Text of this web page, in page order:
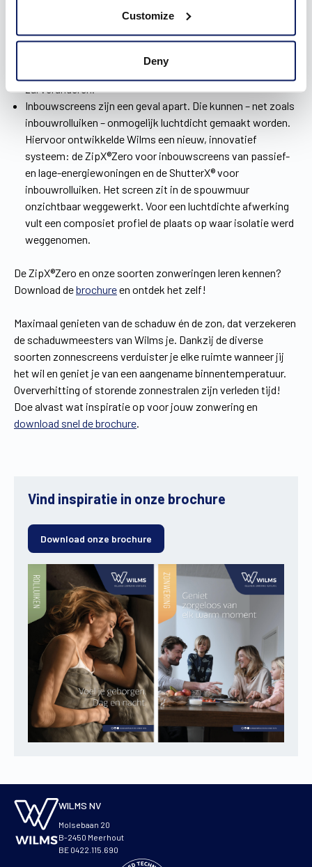
Customize
Deny
Voorzetscreens zijn de ideale oplossing bij een renovatie.
Die worden eenvoudig voor het raam geïnstalleerd, zonder
dat er kap- en breekwerk aan te pas komt. Bovendien is de
zal veranderen.
Inbouwscreens zijn een geval apart. Die kunnen – net zoals
inbouwrolluiken – onmogelijk luchtdicht gemaakt worden.
Hiervoor ontwikkelde Wilms een nieuw, innovatief
systeem: de ZipX®Zero voor inbouwscreens van passief-
en lage-energiewoningen en de ShutterX® voor
inbouwrolluiken. Het screen zit in de spouwmuur
onzichtbaar weggewerkt. Voor een luchtdichte afwerking
vult een composiet profiel de plaats op waar isolatie werd
weggenomen.
De ZipX®Zero en onze soorten zonweringen leren kennen?
Download debrochureen ontdek het zelf!
Maximaal genieten van de schaduw én de zon, dat verzekeren
de schaduwmeesters van Wilms je. Dankzij de diverse
soorten zonnescreens verduister je elke ruimte wanneer jij
het wil en geniet je van een aangename binnentemperatuur.
Oververhitting of storende zonnestralen zijn verleden tijd!
Doe alvast wat inspiratie op voor jouw zonwering en
download snel de brochure.
Vind inspiratie in onze brochure
Download onze brochure
WILMS NV
Molsebaan 20
B-2450 Meerhout
BE 0422.115.690